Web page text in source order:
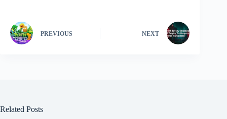
PREVIOUS NEXT
Related Posts